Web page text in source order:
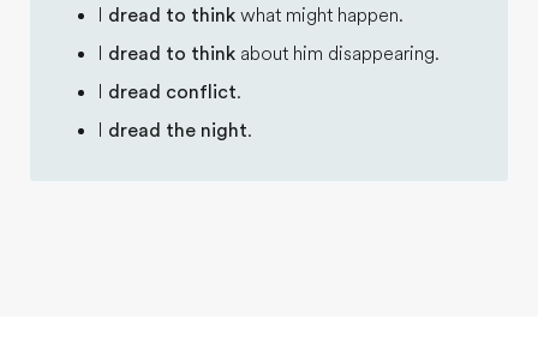
dread to think what might happen.
dread to think about him disappearing.
dread conflict.
dread the night.